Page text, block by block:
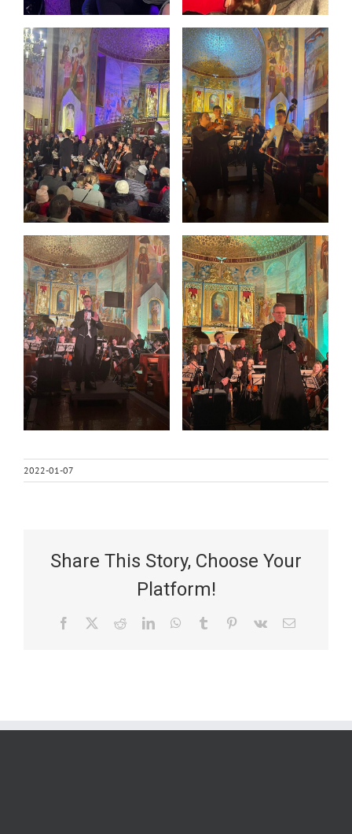
2022-01-07
Share This Story, Choose Your
Platform!
Facebook RedditLinkedInWhatsApp
Tumblr Pinterest
Vk Email